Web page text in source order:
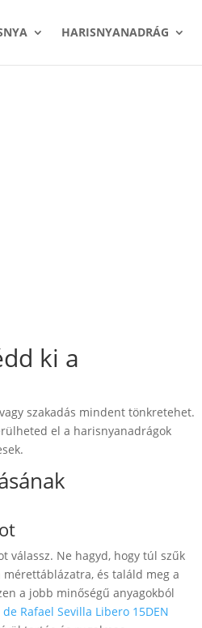
HARISNYANADRÁG
ki a
szakadás mindent tönkretehet.
el a harisnyanadrágok
válassz. Ne hagyd, hogy túl szűk
és találd meg a
a jobb minőségű anyagokból
de Rafael Sevilla Libero 15DEN